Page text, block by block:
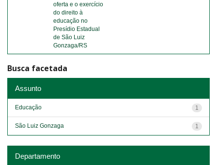
oferta e o exercício
do direito à
educação no
Presídio Estadual
de São Luiz
Gonzaga/RS
Busca facetada
Assunto
1
Educação
1
São Luiz Gonzaga
Departamento